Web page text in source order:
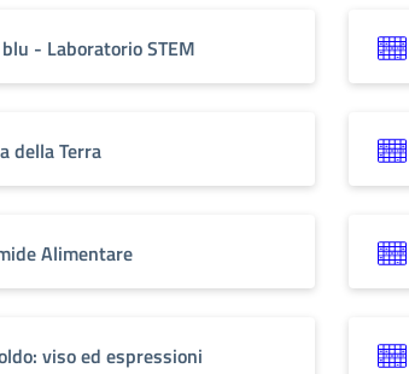
- Laboratorio STEM
della Terra
Alimentare
viso ed espressioni